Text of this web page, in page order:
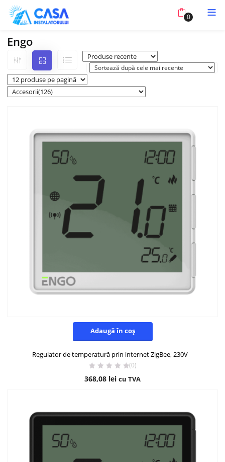
0
Engo
Adaugă în coș
Regulator de temperatură prin internet ZigBee, 230V
(0)
368,08 lei cu TVA